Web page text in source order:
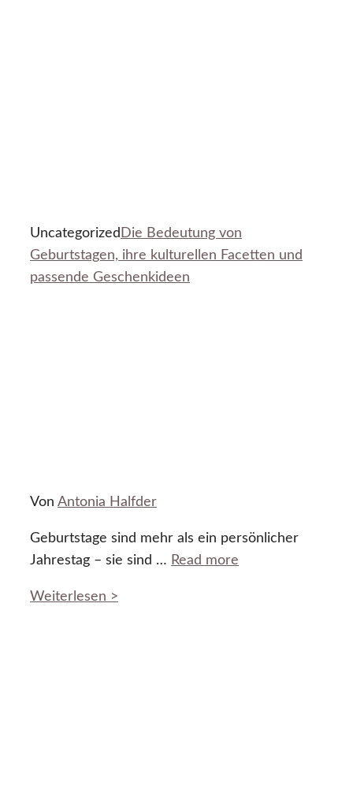
Uncategorized Die Bedeutung von
Geburtstagen, ihre kulturellen Facetten und
passende Geschenkideen
Von Antonia Halfder
Geburtstage sind mehr als ein persönlicher
Jahrestag – sie sind … Read more
Weiterlesen >